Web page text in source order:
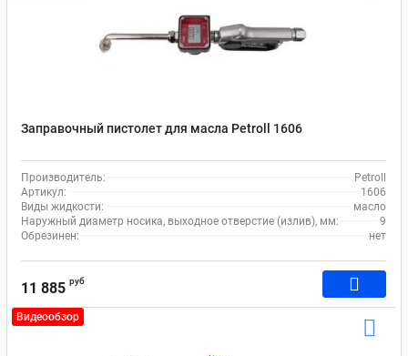
Заправочный пистолет для масла Petroll 1606
Производитель:
Petroll
Артикул:
1606
Виды жидкости:
масло
Наружный диаметр носика, выходное отверстие (излив), мм:
9
Обрезинен:
нет
11 885 руб
Видеообзор